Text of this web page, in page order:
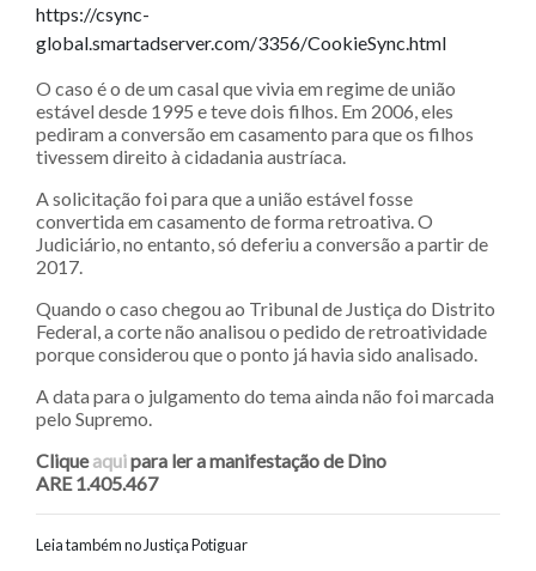
https://csync-
global.smartadserver.com/3356/CookieSync.html
O caso é o de um casal que vivia em regime de união
estável desde 1995 e teve dois filhos. Em 2006, eles
pediram a conversão em casamento para que os filhos
tivessem direito à cidadania austríaca.
A solicitação foi para que a união estável fosse
convertida em casamento de forma retroativa. O
Judiciário, no entanto, só deferiu a conversão a partir de
2017.
Quando o caso chegou ao Tribunal de Justiça do Distrito
Federal, a corte não analisou o pedido de retroatividade
porque considerou que o ponto já havia sido analisado.
A data para o julgamento do tema ainda não foi marcada
pelo Supremo.
Cliqueaquipara ler a manifestação de Dino
ARE 1.405.467
Leia também no Justiça Potiguar